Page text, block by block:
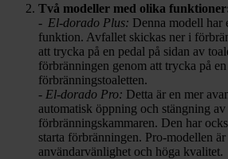
Två modeller med olika
- El-dorado Plus: Denna modell har
funktion. Avfallet skickas ner i
att trycka på en pedal på sidan av
förbränningen genom att trycka på
förbränningstoaletten.
- El-dorado Pro: Detta är en mer
automatisk öppning och stängning
förbränningskammaren. Den har
starta förbränningen. Pro-modellen
användarvänlighet och höga kvalitet.